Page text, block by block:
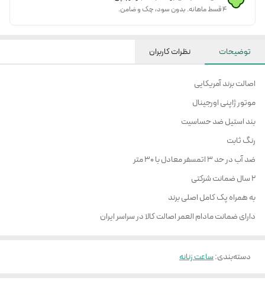
۴ قسط ماهانه. بدون سود، چک و ضامن.
توضیحات نظرات کاربران
اصالت برند آمریکایی
موتور ژاپنی اورجینال
بند استیل ضد حساسیت
رنگ ثابت
ضد آب در حد 3 اتمسفر معادل با 30 متر
2 سال ضمانت شرکتی
به همراه پک کامل اصلی برند
دارای ضمانت مادام العمر اصالت کالا در سراسر ایران
دسته‌بندی:ساعت زنانه